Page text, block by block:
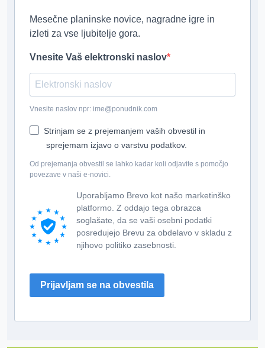
Mesečne planinske novice, nagradne igre in
izleti za vse ljubitelje gora.
Vnesite Vaš elektronski naslov
Vnesite naslov npr: ime@ponudnik.com
Strinjam se z prejemanjem vaših obvestil in
sprejemam izjavo o varstvu podatkov.
Od prejemanja obvestil se lahko kadar koli odjavite s pomočjo
povezave v naši e-novici.
Uporabljamo Brevo kot našo marketinško
platformo. Z oddajo tega obrazca
soglašate, da se vaši osebni podatki
posredujejo Brevu za obdelavo v skladu z
njihovo politiko zasebnosti.
Prijavljam se na obvestila